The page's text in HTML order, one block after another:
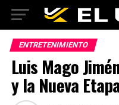
ENTRETENIMIENTO
Luis Mago
y la Nueva